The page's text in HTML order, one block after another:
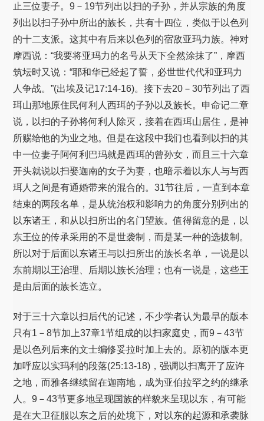
止三位妻子。9－19节列出以扫的子孙，并从宗族的角度
列出以扫子孙中所出的族长，共有十四位，类似于以色列
的十二支派。这其中有后来以色列的宿敌亚玛力族。神对
摩西说：“我要将亚玛力的名号从天下全然涂抹了”，摩西
筑坛时又说：“耶和华已经起了誓，必世世代代和亚玛力
人争战。”(出埃及记17:14-16)。接下去20－30节列出了西
珥山那地原住民何利人西珥的子孙以及族长。申命记二章
说，以扫的子孙将何利人除灭，接着在西珥山居住，是神
所赐给他的为业之地。但是在这段中我们也看到以扫的其
中一位妻子阿何利巴玛就是西珥的曾孙女，而且三十六章
开头就说以扫娶迦南的女子为妻，也暗示着以东人与与西
珥人之间是有通婚带来的混合的。31节往后，一直到本章
结束的两段名单，是从统治权和影响力的角度分别列出的
以东诸王，和从以扫所出的名门望族。值得留意的是，以
东王位的传承采用的不是世袭制，而是某一种的选拔制。
所以对于后面以东诸王与以扫所出的族长名单，一说是以
东前期以王治理、后期以族长治理；也有一说是，这些王
是由后面的族长选立。
对于三十六章以扫后代的记述，不少学者认为最早的版本
只有1－8节加上37章1节组成的以扫家庭史，而9－43节
是以色列后来的文士编修妥拉时加上去的。原初的版本更
加呼应以实玛利的段落(25:13-18)，强调以扫离开了应许
之地，而雅各继续留在迦南地，成为亚伯拉罕之约的继承
人。9－43节更多地呈现国族的样貌来呈现以东，有可能
是在大卫征服以东之后的处境下，对以东的起源和承袭脉